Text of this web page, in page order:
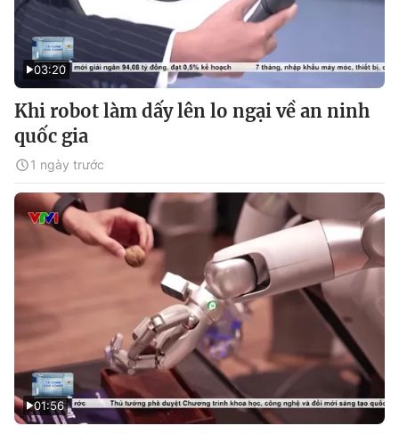
03:20
Khi robot làm dấy lên lo ngại về an ninh
quốc gia
1 ngày trước
01:56